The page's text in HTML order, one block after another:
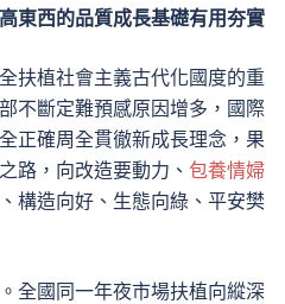
東西的品質成長基礎有用夯實
扶植社會主義古代化國度的重
不斷定難預感原因增多，國際
正確周全貫徹新成長理念，果
路，向改造要動力、 包養情婦
構造向好、生態向綠、平安樊
全國同一年夜市場扶植向縱深